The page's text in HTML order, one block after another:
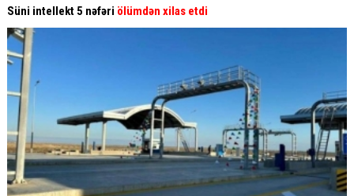
Süni intellekt 5 nəfəri ölümdən xilas etdi